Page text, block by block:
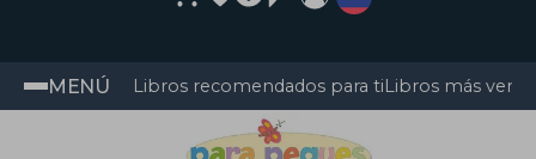
MENÚ Libros recomendados para tiLibros más